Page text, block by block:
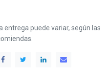
entrega puede variar, según las